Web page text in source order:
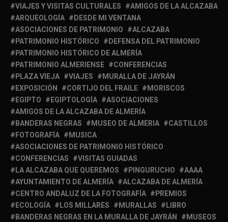
VIAJES Y VISITAS CULTURALES
AMIGOS DE LA ALCAZABA
ARQUEOLOGÍA
DESDE MI VENTANA
ASOCIACIONES DE PATRIMONIO
ALCAZABA
PATRIMONIO HISTÓRICO
DEFENSA DEL PATRIMONIO
PATRIMONIO HISTÓRICO DE ALMERÍA
PATRIMONIO ALMERIENSE
CONFERENCIAS
PLAZA VIEJA
VIAJES
MURALLA DE JAYRÁN
EXPOSICIÓN
CORTIJO DEL FRAILE
MORISCOS
EGIPTO
EGIPTOLOGÍA
ASOCIACIONES
AMIGOS DE LA ALCAZABA DE ALMERÍA
BANDERAS NEGRAS
MUSEO DE ALMERIA
CASTILLOS
FOTOGRAFÍA
MUSICA
ASOCIACIONES DE PATRIMONIO HISTÓRICO
CONFERENCIAS
VISITAS GUIADAS
LA ALCAZABA QUE QUEREMOS
PINGURUCHO
AAAA
AYUNTAMIENTO DE ALMERÍA
ALCAZABA DE ALMERÍA
CENTRO ANDALUZ DE LA FOTOGRAFÍA
PREMIOS
ECOLOGÍA
LOS MILLARES MURALLAS
LIBRO
BANDERAS NEGRAS EN LA MURALLA DE JAYRÁN
MUSEOS